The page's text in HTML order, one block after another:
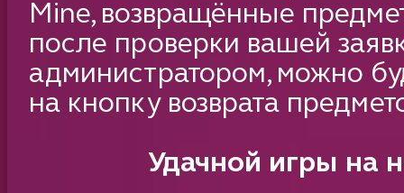
Mine, возвращённые
после проверки вашей
администратором, можно
на кнопку возврата
Удачной игры на